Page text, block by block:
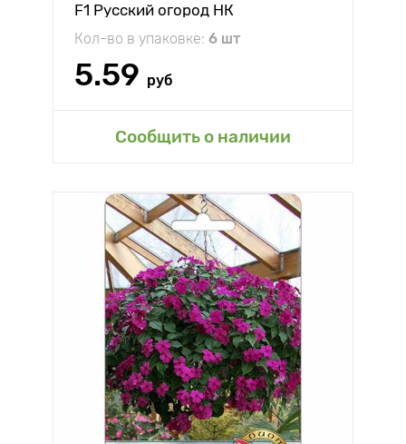
F1 Русский огород НК
Кол-во в упаковке: 6 шт
5.59 руб
Сообщить о наличии